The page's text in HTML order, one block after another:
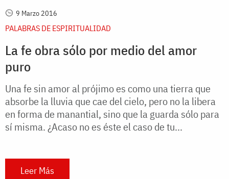
9 Marzo 2016
PALABRAS DE ESPIRITUALIDAD
La fe obra sólo por medio del amor
puro
Una fe sin amor al prójimo es como una tierra que
absorbe la lluvia que cae del cielo, pero no la libera
en forma de manantial, sino que la guarda sólo para
sí misma. ¿Acaso no es éste el caso de tu...
Leer Más